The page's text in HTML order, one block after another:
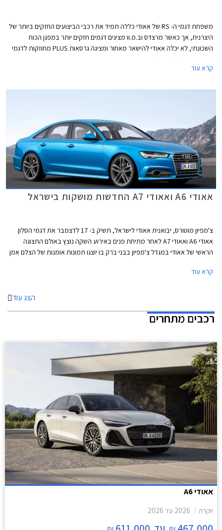
משפחת דגמי ה- RS של אאודי כללה תמיד את רכבי הביצועים החזקים ביותר של
היצרנית, אך כאשר מרצדס וב.מ.וו מציגים דגמים חזקים יותר במפגן הכוח
השכונתי, לא יכלה אאודי להישאר מאחור ומציגה גרסאות PLUS מחוזקות לדגמי
קרא עוד
אאודי A6 ואאודי A7 החדשות מושקות בישראל
צ'מפיון מוטורס, יבואנית אאודי לישראל, תשיק ב- 17 לדצמבר את דגמי הסלון
אאודי A6 ואאודי A7 לאחר מתיחת פנים באירוע השקה נוצץ באולם התצוגה
הראשי של אאודי במגדל צ'מפיון בבני ברק בו יוצגו תמונות אומנות של הצלם אמן
תתמקד בערכיו של המותג הגרמני בכל הנוגע לייצור הרכבים במפעלי החברה
קרא עוד
הצג עוד
רכבים מתחרים
אאודי A6
יוקרה 2026 עד 2026